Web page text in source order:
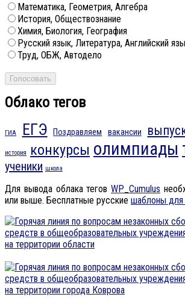
Математика, Геометрия, Алгебра
История, Обществознание
Химия, Биология, География
Русский язык, Литература, Английский
Труд, ОБЖ, Автодело
Облако тегов
ГИА ЕГЭ Поздравляем вакансии
история конкурсы олимпиады
ученики школа
Для вывода облака тегов WP_Cumulus
или выше. Бесплатные русские шаблоны для